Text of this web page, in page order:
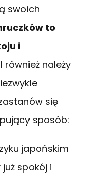
swoich
to
i
również należy
się
sposób:
japońskim
spokój i